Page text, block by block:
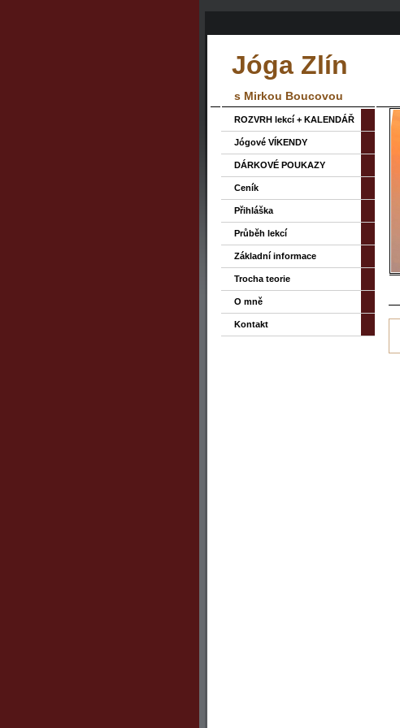
Jóga Zlín
s Mirkou Boucovou
ROZVRH lekcí + KALENDÁŘ
Jógové VÍKENDY
DÁRKOVÉ POUKAZY
Ceník
Přihláška
Průběh lekcí
Základní informace
Trocha teorie
O mně
Kontakt